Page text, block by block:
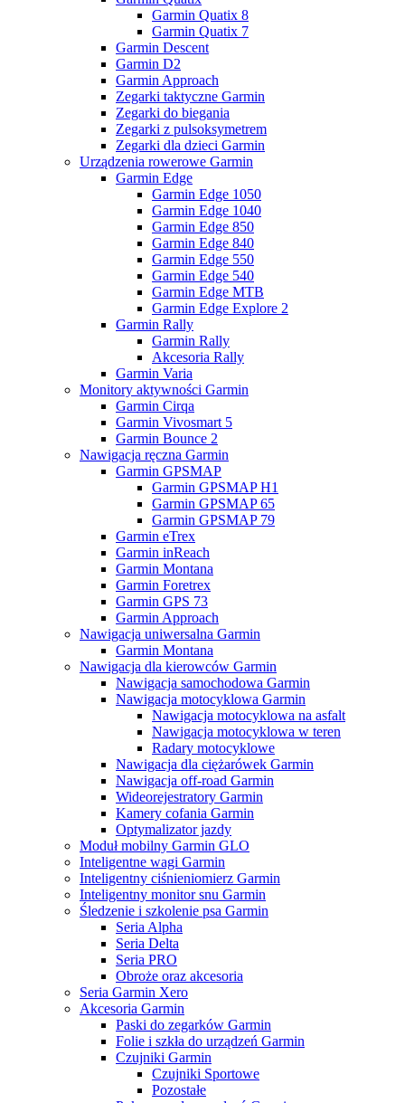
Garmin Quatix 8
Garmin Quatix 7
Garmin Descent
Garmin D2
Garmin Approach
Zegarki taktyczne Garmin
Zegarki do biegania
Zegarki z pulsoksymetrem
Zegarki dla dzieci Garmin
Urządzenia rowerowe Garmin
Garmin Edge
Garmin Edge 1050
Garmin Edge 1040
Garmin Edge 850
Garmin Edge 840
Garmin Edge 550
Garmin Edge 540
Garmin Edge MTB
Garmin Edge Explore 2
Garmin Rally
Garmin Rally
Akcesoria Rally
Garmin Varia
Monitory aktywności Garmin
Garmin Cirqa
Garmin Vivosmart 5
Garmin Bounce 2
Nawigacja ręczna Garmin
Garmin GPSMAP
Garmin GPSMAP H1
Garmin GPSMAP 65
Garmin GPSMAP 79
Garmin eTrex
Garmin inReach
Garmin Montana
Garmin Foretrex
Garmin GPS 73
Garmin Approach
Nawigacja uniwersalna Garmin
Garmin Montana
Nawigacja dla kierowców Garmin
Nawigacja samochodowa Garmin
Nawigacja motocyklowa Garmin
Nawigacja motocyklowa na asfalt
Nawigacja motocyklowa w teren
Radary motocyklowe
Nawigacja dla ciężarówek Garmin
Nawigacja off-road Garmin
Wideorejestratory Garmin
Kamery cofania Garmin
Optymalizator jazdy
Moduł mobilny Garmin GLO
Inteligentne wagi Garmin
Inteligentny ciśnieniomierz Garmin
Inteligentny monitor snu Garmin
Śledzenie i szkolenie psa Garmin
Seria Alpha
Seria Delta
Seria PRO
Obroże oraz akcesoria
Seria Garmin Xero
Akcesoria Garmin
Paski do zegarków Garmin
Folie i szkła do urządzeń Garmin
Czujniki Garmin
Czujniki Sportowe
Pozostałe